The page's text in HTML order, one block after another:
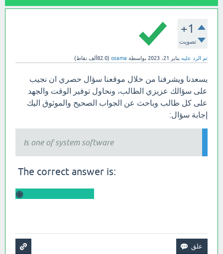
+1
تصويت
تم الرد عليه يناير 21، 2023 بواسطة osama
(82.0ألف نقاط)
يسعدنا ويشرفنا من خلال موقعنا سؤال حصري ان نجيب
على سؤالك عزيزي الطالب، ونحاول توفير الوقت والجهد
على كل طالب وباحث عن الجواب الصحيح والموثوق اليك
إجابة سؤال:
Is one of system software
:The correct answer is